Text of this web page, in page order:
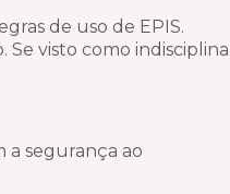
de uso de EPIS.
Se visto como indisciplina
a segurança ao